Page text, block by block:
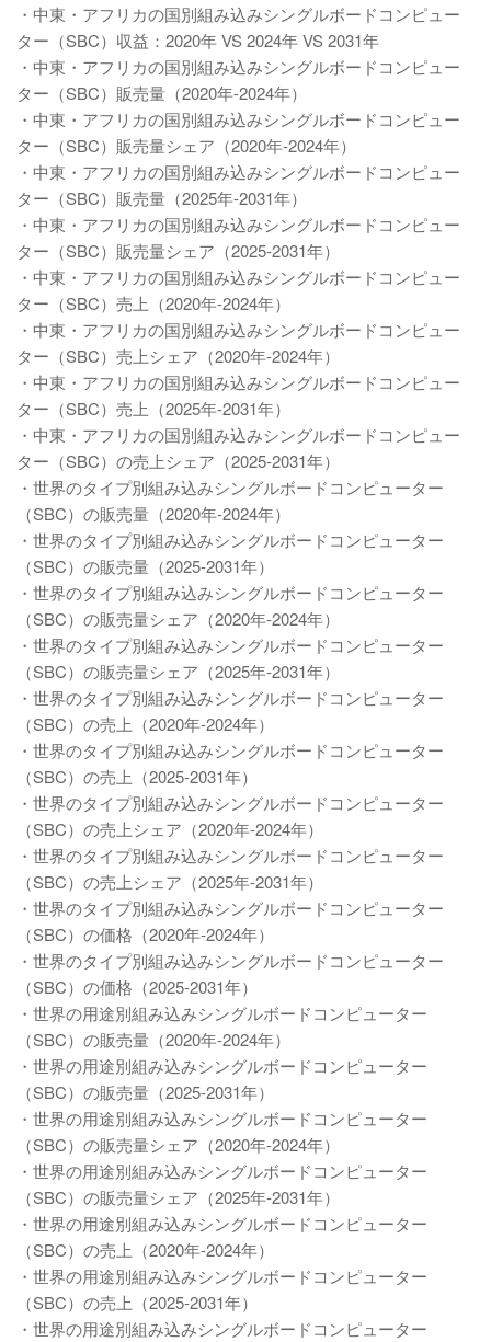
・中東・アフリカの国別組み込みシングルボードコンピュー
ター（SBC）収益：2020年 VS 2024年 VS 2031年
・中東・アフリカの国別組み込みシングルボードコンピュー
ター（SBC）販売量（2020年-2024年）
・中東・アフリカの国別組み込みシングルボードコンピュー
ター（SBC）販売量シェア（2020年-2024年）
・中東・アフリカの国別組み込みシングルボードコンピュー
ター（SBC）販売量（2025年-2031年）
・中東・アフリカの国別組み込みシングルボードコンピュー
ター（SBC）販売量シェア（2025-2031年）
・中東・アフリカの国別組み込みシングルボードコンピュー
ター（SBC）売上（2020年-2024年）
・中東・アフリカの国別組み込みシングルボードコンピュー
ター（SBC）売上シェア（2020年-2024年）
・中東・アフリカの国別組み込みシングルボードコンピュー
ター（SBC）売上（2025年-2031年）
・中東・アフリカの国別組み込みシングルボードコンピュー
ター（SBC）の売上シェア（2025-2031年）
・世界のタイプ別組み込みシングルボードコンピューター
（SBC）の販売量（2020年-2024年）
・世界のタイプ別組み込みシングルボードコンピューター
（SBC）の販売量（2025-2031年）
・世界のタイプ別組み込みシングルボードコンピューター
（SBC）の販売量シェア（2020年-2024年）
・世界のタイプ別組み込みシングルボードコンピューター
（SBC）の販売量シェア（2025年-2031年）
・世界のタイプ別組み込みシングルボードコンピューター
（SBC）の売上（2020年-2024年）
・世界のタイプ別組み込みシングルボードコンピューター
（SBC）の売上（2025-2031年）
・世界のタイプ別組み込みシングルボードコンピューター
（SBC）の売上シェア（2020年-2024年）
・世界のタイプ別組み込みシングルボードコンピューター
（SBC）の売上シェア（2025年-2031年）
・世界のタイプ別組み込みシングルボードコンピューター
（SBC）の価格（2020年-2024年）
・世界のタイプ別組み込みシングルボードコンピューター
（SBC）の価格（2025-2031年）
・世界の用途別組み込みシングルボードコンピューター
（SBC）の販売量（2020年-2024年）
・世界の用途別組み込みシングルボードコンピューター
（SBC）の販売量（2025-2031年）
・世界の用途別組み込みシングルボードコンピューター
（SBC）の販売量シェア（2020年-2024年）
・世界の用途別組み込みシングルボードコンピューター
（SBC）の販売量シェア（2025年-2031年）
・世界の用途別組み込みシングルボードコンピューター
（SBC）の売上（2020年-2024年）
・世界の用途別組み込みシングルボードコンピューター
（SBC）の売上（2025-2031年）
・世界の用途別組み込みシングルボードコンピューター